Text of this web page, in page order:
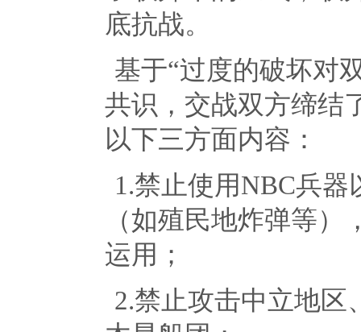
底抗战。
基于“过度的破坏对
共识，交战双方缔结
以下三方面内容：
1.禁止使用NBC兵器
（如殖民地炸弹等
运用；
2.禁止攻击中立地区